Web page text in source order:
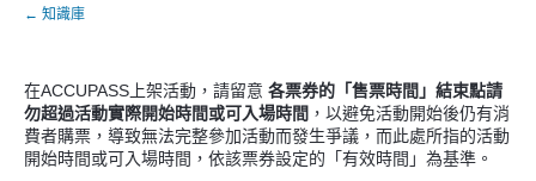
← 知識庫
在ACCUPASS上架活動，請留意 各票券的「售票時間」結束點請
勿超過活動實際開始時間或可入場時間 ，以避免活動開始後仍有消
費者購票，導致無法完整參加活動而發生爭議，而此處所指的活動
開始時間或可入場時間，依該票券設定的「有效時間」為基準。